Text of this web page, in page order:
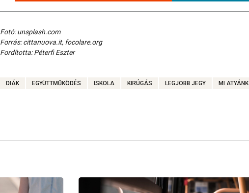
Fotó: unsplash.com
Forrás: cittanuova.it, focolare.org
Fordította: Péterfi Eszter
DIÁK EGYÜTTMŰKÖDÉS ISKOLA KIRÚGÁS LEGJOBB JEGY MI ATYÁNK